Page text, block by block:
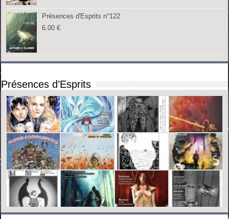
Présences d'Esprits n°122
6.00€
Présences d’Esprits